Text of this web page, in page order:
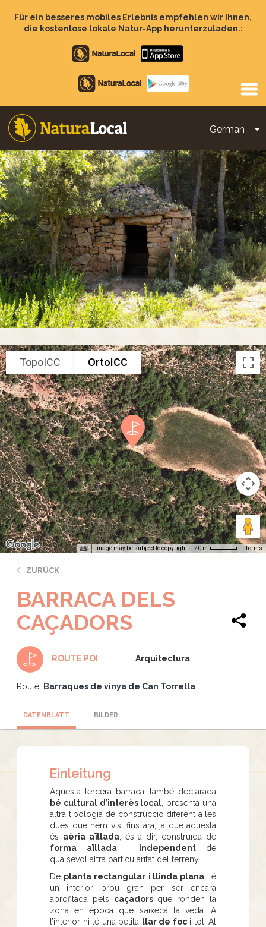
zumFür ein besseres mobiles Erlebnis empfehlen wir Ihnen,
die kostenlose lokale Natur-App herunterzuladen.:
Apple
store
Google
Play
German
Main
navigation
TopoICC OrtoICC
Image may be subject to copyright 20 m Terms
ZURÜCK
BARRACA DELS
CAÇADORS
ROUTE POI Arquitectura
Route: Barraques de vinya de Can Torrella
DATENBLATT BILDER
Einleitung
Aquesta tercera barraca, també declarada
bé cultural d’interès local , presenta una
altra tipologia de construcció diferent a les
dues que hem vist fins ara, ja que aquesta
és aèria aïllada, és a dir, construïda de
forma aïllada i independent de
qualsevol altra particularitat del terreny.
De planta rectangulari llinda plana , té
un interior prou gran per ser encara
aprofitada pels caçadors que ronden la
zona en època que s’aixeca la veda. A
l’interior hi té una petita llar de foci tot. Al